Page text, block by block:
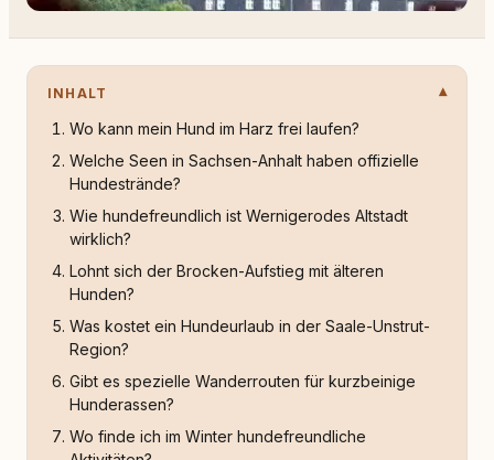
INHALT
Wo kann mein Hund im Harz frei laufen?
Welche Seen in Sachsen-Anhalt haben offizielle
Hundestrände?
Wie hundefreundlich ist Wernigerodes Altstadt
wirklich?
Lohnt sich der Brocken-Aufstieg mit älteren
Hunden?
Was kostet ein Hundeurlaub in der Saale-Unstrut-
Region?
Gibt es spezielle Wanderrouten für kurzbeinige
Hunderassen?
Wo finde ich im Winter hundefreundliche